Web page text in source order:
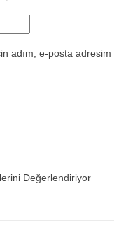
adım, e-posta adresim
Değerlendiriyor